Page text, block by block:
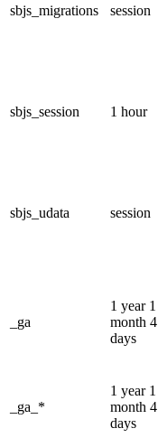
sbjs_migrations session
sbjs_session 1 hour
sbjs_udata session
_ga
1 year 1
month 4
days
_ga_*
1 year 1
month 4
days